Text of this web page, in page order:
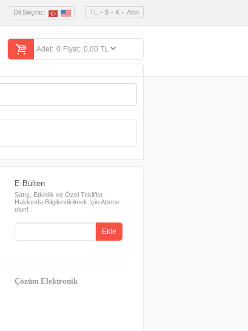
TL - $ - € - Altin
Dil Seçiniz:
Adet: 0 Fiyat: 0,00 TL
E-Bülten
Satış, Etkinlik ve Özel Teklifler
Hakkında Bilgilendirilmek İçin Abone
olun!
Çözüm Elektronik